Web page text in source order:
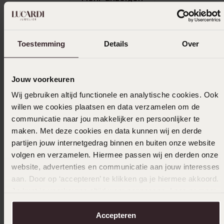
Toestemming Details Over
Jouw voorkeuren
Wij gebruiken altijd functionele en analytische cookies. Ook
willen we cookies plaatsen en data verzamelen om de
communicatie naar jou makkelijker en persoonlijker te
maken. Met deze cookies en data kunnen wij en derde
partijen jouw internetgedrag binnen en buiten onze website
volgen en verzamelen. Hiermee passen wij en derden onze
website, advertenties en communicatie aan jouw interesses
aan. Door op ‘accepteren’ te klikken ga je hiermee akkoord.
over in onscookiebeleid.
Accepteren
Größe auswählen und bestellen
Das könnte dir gefallen